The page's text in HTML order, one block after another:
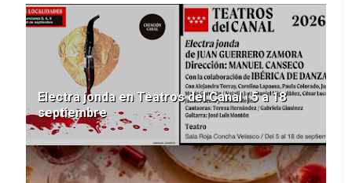
Electra jonda en Teatros del Canal | 5 a 18
septiembre